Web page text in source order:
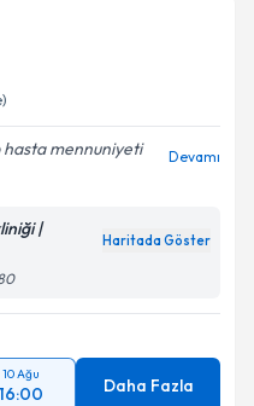
mennuniyeti
Devamı
|
Haritada Göster
10 Ağu
16:00 Daha Fazla